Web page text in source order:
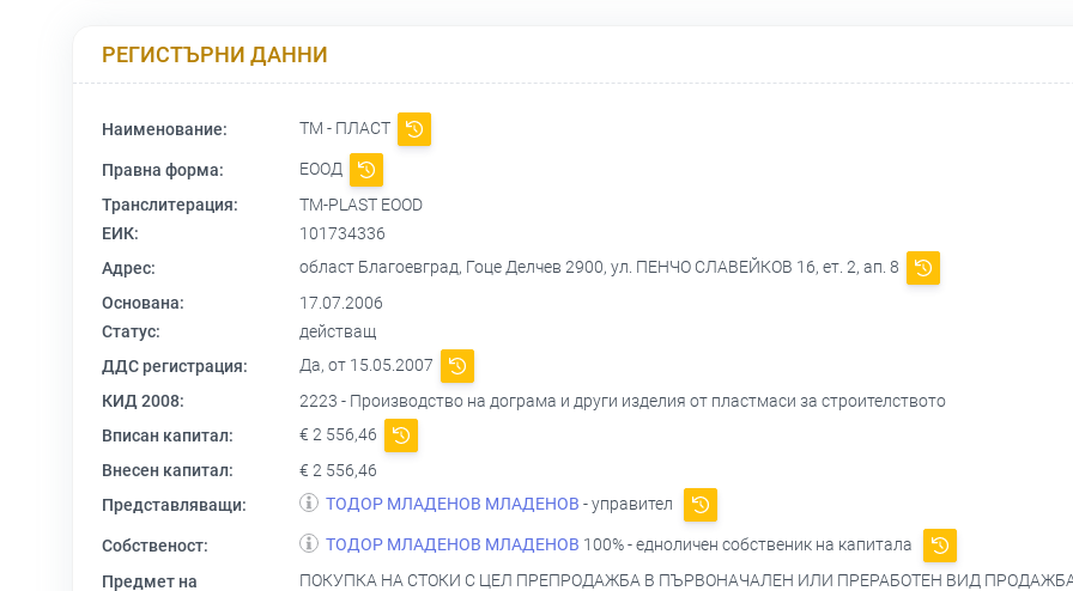
РЕГИСТЪРНИ ДАННИ
Наименование: ТМ - ПЛАСТ
Правна форма:
ЕООД
Транслитерация:
TM-PLAST EOOD
ЕИК:
101734336
Адрес:
област Благоевград, Гоце Делчев 2900, ул. ПЕНЧО СЛАВЕЙКОВ 16, ет. 2, ап. 8
Основана:
17.07.2006
Статус:
действащ
ДДС регистрация:
Да, от 15.05.2007
КИД 2008:
2223 - Производство на дограма и други изделия от пластмаси за строителството
Вписан капитал:
€ 2 556,46
Внесен капитал:
€ 2 556,46
Представляващи:
ТОДОР МЛАДЕНОВ МЛАДЕНОВ - управител
Собственост: ТОДОР МЛАДЕНОВ МЛАДЕНОВ 100% - едноличен собственик на капитала
Предмет на
ПОКУПКА НА СТОКИ С ЦЕЛ ПРЕПРОДАЖБА В ПЪРВОНАЧАЛЕН ИЛИ ПРЕРАБОТЕН ВИД